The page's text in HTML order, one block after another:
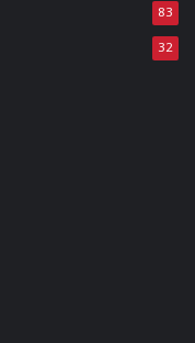
83
32